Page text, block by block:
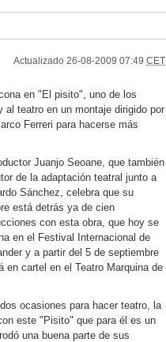
Actualizado 26-08-2009 07:49 CET
en "El pisito", uno de los
teatro en un montaje dirigido por
Ferreri para hacerse más
Juanjo Seoane, que también
de la adaptación teatral junto a
Sánchez, celebra que su
está detrás ya de cien
con esta obra, que hoy se
en el Festival Internacional de
y a partir del 5 de septiembre
en cartel en el Teatro Marquina de
ocasiones para hacer teatro, la
este "Pisito" que para él es un
una buena parte de sus